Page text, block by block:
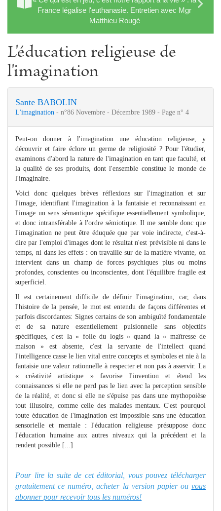
France légalise l'euthanasie. Entretien avec Mgr
Matthieu Rougé
L'éducation religieuse de
l'imagination
Sante BABOLIN
L'imagination - n°86 Novembre - Décembre 1989 - Page n° 4
Peut-on donner à l'imagination une éducation religieuse, y
découvrir et faire éclore un germe de religiosité ? Pour l'étudier,
examinons d'abord la nature de l'imagination en tant que faculté, et
la qualité de ses produits, dont l'ensemble constitue le monde de
l'imaginaire.
Voici donc quelques brèves réflexions sur l'imagination et sur
l'image, identifiant l'imagination à la fantaisie et reconnaissant en
l'image un sens sémantique spécifique essentiellement symbolique,
et donc intransférable à l'ordre sémiotique. Il me semble donc que
l'imagination ne peut être éduquée que par voie indirecte, c'est-à-
dire par l'emploi d'images dont le résultat n'est prévisible ni dans le
temps, ni dans les effets : on travaille sur de la matière vivante, on
intervient dans un champ de forces psychiques plus ou moins
profondes, conscientes ou inconscientes, dont l'équilibre fragile est
superficiel.
Il est certainement difficile de définir l'imagination, car, dans
l'histoire de la pensée, le mot est entendu de façons différentes et
parfois discordantes: Signes certains de son ambiguïté fondamentale
et de sa nature essentiellement pulsionnelle sans objectifs
spécifiques, c'est la « folle du logis » quand la « maîtresse de
maison » est absente, c'est la servante de l'intellect quand
l'intelligence casse le lien vital entre concepts et symboles et nie à la
fantaisie une valeur rationnelle à respecter et non pas à asservir. La
« créativité artistique » favorise l'invention et étend les
connaissances si elle ne perd pas le lien avec la perception sensible
de la réalité, et donc si elle ne s'épuise pas dans une mythopoièse
tout illusoire, comme celle des malades mentaux. C'est pourquoi
toute éducation de l'imagination est impossible sans une éducation
sensorielle et mentale : l'éducation religieuse présuppose donc
l'éducation humaine aux autres niveaux qui la précédent et la
rendent possible [...]
Pour lire la suite de cet éditorial, vous pouvez télécharger
gratuitement ce numéro, acheter la version papier ou vous
abonner pour recevoir tous les numéros!